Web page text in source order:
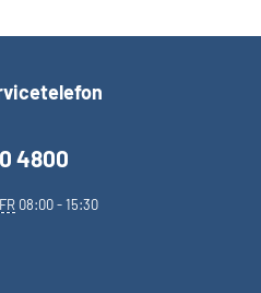
4800
FR 08:00 - 15:30